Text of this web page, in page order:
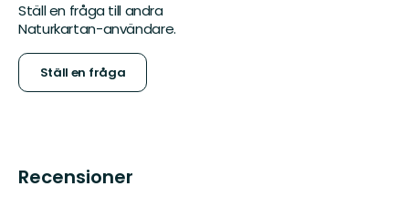
Ställ en fråga till andra
Naturkartan-användare.
Ställ en fråga
Recensioner